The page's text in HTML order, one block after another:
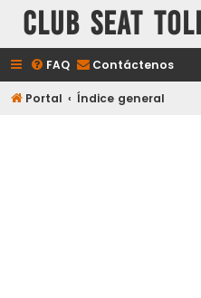
Club Seat
FAQ Contáctenos
Portal Índice general